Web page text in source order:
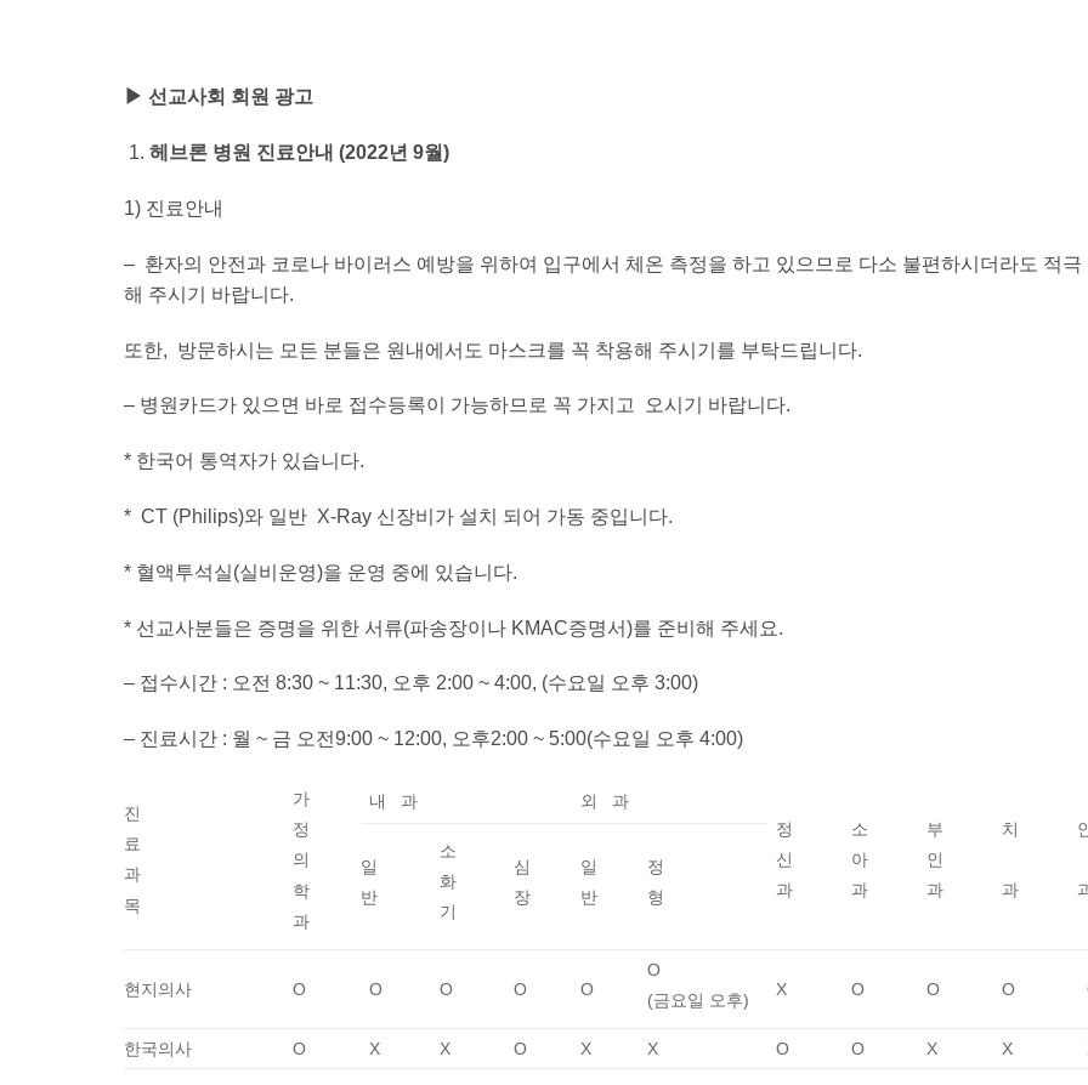
▶ 선교사회 회원 광고
헤브론 병원 진료안내 (2022년 9월)
1) 진료안내
– 환자의 안전과 코로나 바이러스 예방을 위하여 입구에서 체온 측정을 하고 있으므로 다소 불편하시더라도 적극
해 주시기 바랍니다.
또한, 방문하시는 모든 분들은 원내에서도 마스크를 꼭 착용해 주시기를 부탁드립니다.
– 병원카드가 있으면 바로 접수등록이 가능하므로 꼭 가지고 오시기 바랍니다.
* 한국어 통역자가 있습니다.
* CT (Philips)와 일반 X-Ray 신장비가 설치 되어 가동 중입니다.
* 혈액투석실(실비운영)을 운영 중에 있습니다.
* 선교사분들은 증명을 위한 서류(파송장이나 KMAC증명서)를 준비해 주세요.
– 접수시간 : 오전 8:30 ~ 11:30, 오후 2:00 ~ 4:00, (수요일 오후 3:00)
– 진료시간 : 월 ~ 금 오전9:00 ~ 12:00, 오후2:00 ~ 5:00(수요일 오후 4:00)
진
료
과
목
가
정
의
학
과
내 과
외 과
정
신
과
소
아
과
부
인
과
치
과
일
반
소
화
기
심
장
일
반
정
형
현지의사 O O O O O
O
(금요일 오후)
X O O O
한국의사 O X X O X X O O X X